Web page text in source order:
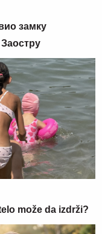
замку
može da izdrži?